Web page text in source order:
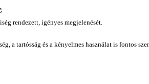
rendezett, igényes megjelenését.
a tartósság és a kényelmes használat is fontos